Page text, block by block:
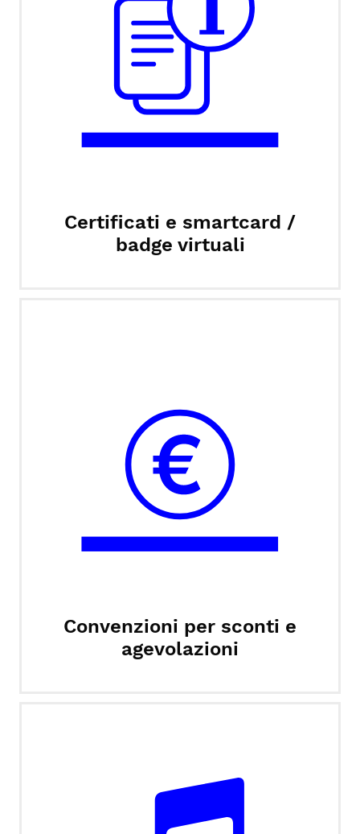
Certificati e smartcard /
badge virtuali
Convenzioni per sconti e
agevolazioni